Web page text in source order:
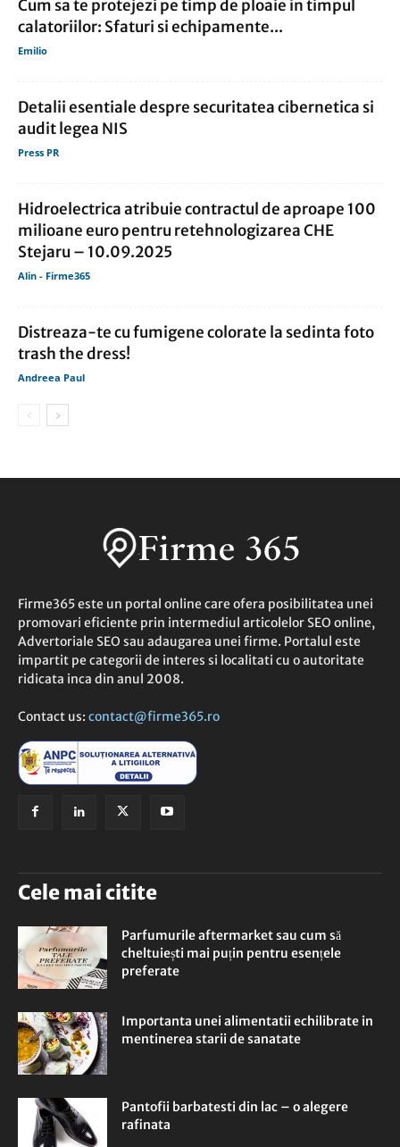
Cum sa te protejezi pe timp de ploaie in timpul
calatoriilor: Sfaturi si echipamente...
Emilio
Detalii esentiale despre securitatea cibernetica si
audit legea NIS
Press PR
Hidroelectrica atribuie contractul de aproape 100
milioane euro pentru retehnologizarea CHE
Stejaru – 10.09.2025
Alin - Firme365
Distreaza-te cu fumigene colorate la sedinta foto
trash the dress!
Andreea Paul
Firme365 este un portal online care ofera posibilitatea unei
promovari eficiente prin intermediul articolelor SEO online,
Advertoriale SEO sau adaugarea unei firme. Portalul este
impartit pe categorii de interes si localitati cu o autoritate
ridicata inca din anul 2008.
Contact us: contact@firme365.ro
Cele mai citite
Parfumurile aftermarket sau cum să
cheltuiești mai puțin pentru esențele
preferate
Importanta unei alimentatii echilibrate in
mentinerea starii de sanatate
Pantofii barbatesti din lac – o alegere
rafinata